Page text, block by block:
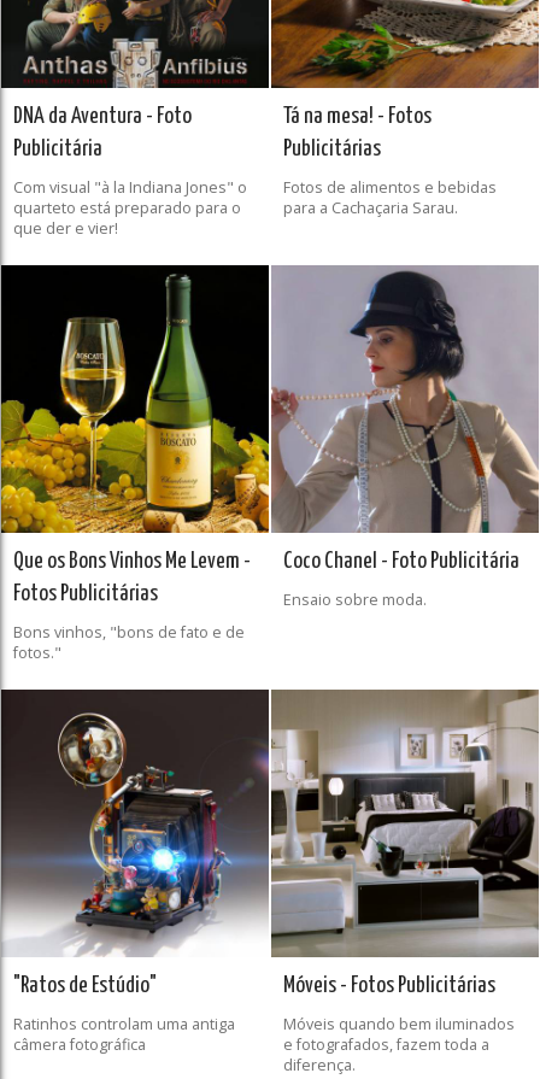
DNA da Aventura - Foto
Publicitária
Com visual "à la Indiana Jones" o
quarteto está preparado para o
que der e vier!
Tá na mesa! - Fotos
Publicitárias
Fotos de alimentos e bebidas
para a Cachaçaria Sarau.
Que os Bons Vinhos Me Levem -
Fotos Publicitárias
Bons vinhos, "bons de fato e de
fotos."
Coco Chanel - Foto Publicitária
Ensaio sobre moda.
"Ratos de Estúdio"
Ratinhos controlam uma antiga
câmera fotográfica
Móveis - Fotos Publicitárias
Móveis quando bem iluminados
e fotografados, fazem toda a
diferença.